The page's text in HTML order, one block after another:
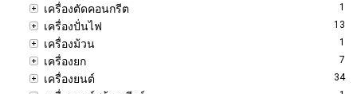
เครื่องตัดคอนกรีต 1
เครื่องปั่นไฟ 13
เครื่องม้วน 1
เครื่องยก 7
เครื่องยนต์ 34